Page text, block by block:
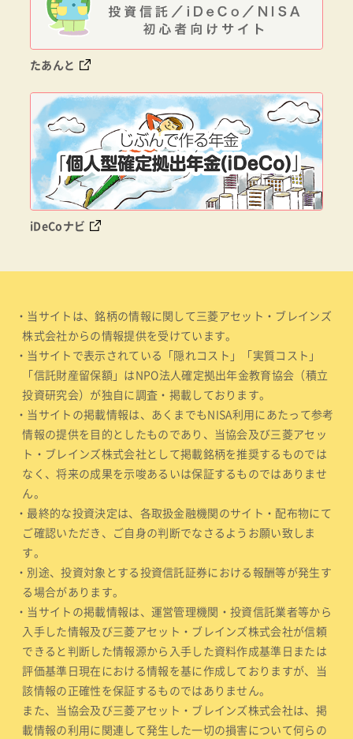
たあんと
iDeCoナビ
・当サイトは、銘柄の情報に関して三菱アセット・ブレインズ
株式会社からの情報提供を受けています。
・当サイトで表示されている「隠れコスト」「実質コスト」
「信託財産留保額」はNPO法人確定拠出年金教育協会（積立
投資研究会）が独自に調査・掲載しております。
・当サイトの掲載情報は、あくまでもNISA利用にあたって参考
情報の提供を目的としたものであり、当協会及び三菱アセッ
ト・ブレインズ株式会社として掲載銘柄を推奨するものでは
なく、将来の成果を示唆あるいは保証するものではありませ
ん。
・最終的な投資決定は、各取扱金融機関のサイト・配布物にて
ご確認いただき、ご自身の判断でなさるようお願い致しま
す。
・別途、投資対象とする投資信託証券における報酬等が発生す
る場合があります。
・当サイトの掲載情報は、運営管理機関・投資信託業者等から
入手した情報及び三菱アセット・ブレインズ株式会社が信頼
できると判断した情報源から入手した資料作成基準日または
評価基準日現在における情報を基に作成しておりますが、当
該情報の正確性を保証するものではありません。
また、当協会及び三菱アセット・ブレインズ株式会社は、掲
載情報の利用に関連して発生した一切の損害について何らの